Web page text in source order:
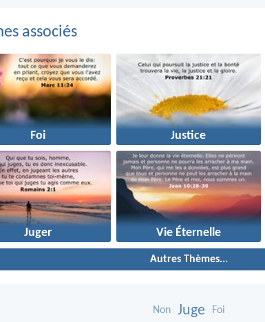
associés
Foi Justice
Juger Vie Éternelle
Autres Thèmes...
Non Juge Foi